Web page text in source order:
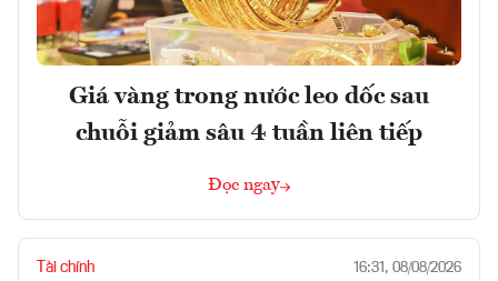
Giá vàng trong nước leo dốc sau
chuỗi giảm sâu 4 tuần liên tiếp
Đọc ngay
Tài chính 16:31, 08/08/2026